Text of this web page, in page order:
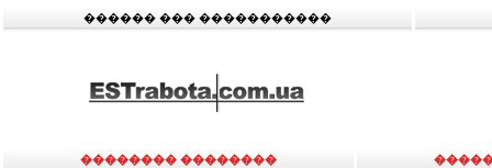
������ ��� �����������
�������� ��������